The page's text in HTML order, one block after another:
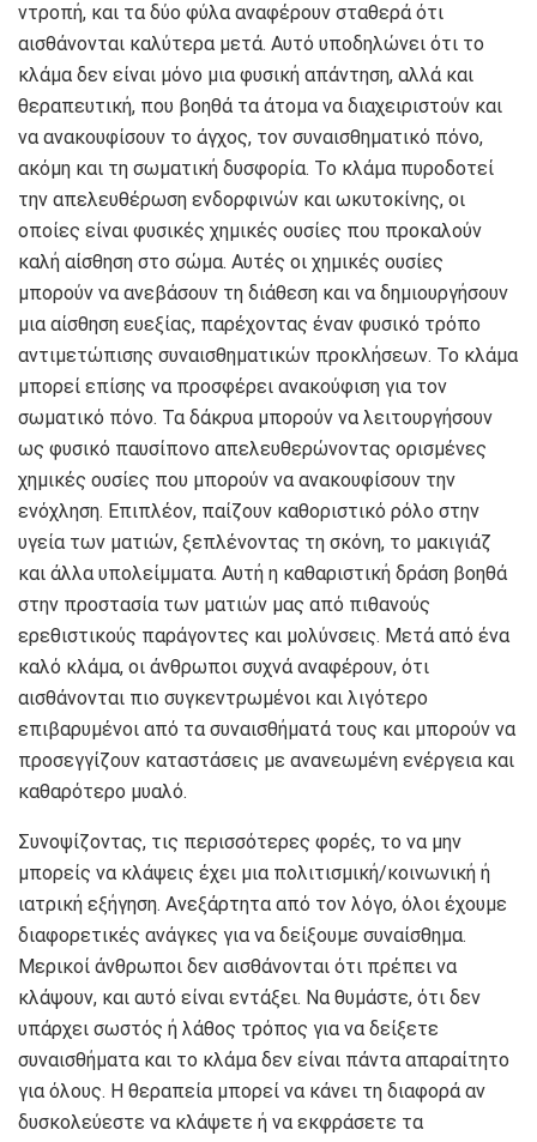
ντροπή, και τα δύο φύλα αναφέρουν σταθερά ότι
αισθάνονται καλύτερα μετά. Αυτό υποδηλώνει ότι το
κλάμα δεν είναι μόνο μια φυσική απάντηση, αλλά και
θεραπευτική, που βοηθά τα άτομα να διαχειριστούν και
να ανακουφίσουν το άγχος, τον συναισθηματικό πόνο,
ακόμη και τη σωματική δυσφορία. Το κλάμα πυροδοτεί
την απελευθέρωση ενδορφινών και ωκυτοκίνης, οι
οποίες είναι φυσικές χημικές ουσίες που προκαλούν
καλή αίσθηση στο σώμα. Αυτές οι χημικές ουσίες
μπορούν να ανεβάσουν τη διάθεση και να δημιουργήσουν
μια αίσθηση ευεξίας, παρέχοντας έναν φυσικό τρόπο
αντιμετώπισης συναισθηματικών προκλήσεων. Το κλάμα
μπορεί επίσης να προσφέρει ανακούφιση για τον
σωματικό πόνο. Τα δάκρυα μπορούν να λειτουργήσουν
ως φυσικό παυσίπονο απελευθερώνοντας ορισμένες
χημικές ουσίες που μπορούν να ανακουφίσουν την
ενόχληση. Επιπλέον, παίζουν καθοριστικό ρόλο στην
υγεία των ματιών, ξεπλένοντας τη σκόνη, το μακιγιάζ
και άλλα υπολείμματα. Αυτή η καθαριστική δράση βοηθά
στην προστασία των ματιών μας από πιθανούς
ερεθιστικούς παράγοντες και μολύνσεις. Μετά από ένα
καλό κλάμα, οι άνθρωποι συχνά αναφέρουν, ότι
αισθάνονται πιο συγκεντρωμένοι και λιγότερο
επιβαρυμένοι από τα συναισθήματά τους και μπορούν να
προσεγγίζουν καταστάσεις με ανανεωμένη ενέργεια και
καθαρότερο μυαλό.
Συνοψίζοντας, τις περισσότερες φορές, το να μην
μπορείς να κλάψεις έχει μια πολιτισμική/κοινωνική ή
ιατρική εξήγηση. Ανεξάρτητα από τον λόγο, όλοι έχουμε
διαφορετικές ανάγκες για να δείξουμε συναίσθημα.
Μερικοί άνθρωποι δεν αισθάνονται ότι πρέπει να
κλάψουν, και αυτό είναι εντάξει. Να θυμάστε, ότι δεν
υπάρχει σωστός ή λάθος τρόπος για να δείξετε
συναισθήματα και το κλάμα δεν είναι πάντα απαραίτητο
για όλους. Η θεραπεία μπορεί να κάνει τη διαφορά αν
δυσκολεύεστε να κλάψετε ή να εκφράσετε τα